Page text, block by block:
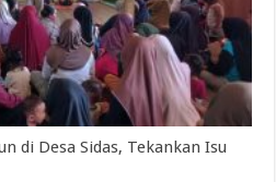
di Desa Sidas, Tekankan Isu